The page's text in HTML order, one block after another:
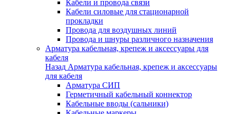
Кабели и провода связи
Кабели силовые для стационарной
прокладки
Провода для воздушных линий
Провода и шнуры различного назначения
Арматура кабельная, крепеж и аксессуары для
кабеля
Назад Арматура кабельная, крепеж и аксессуары
для кабеля
Арматура СИП
Герметичный кабельный коннектор
Кабельные вводы (сальники)